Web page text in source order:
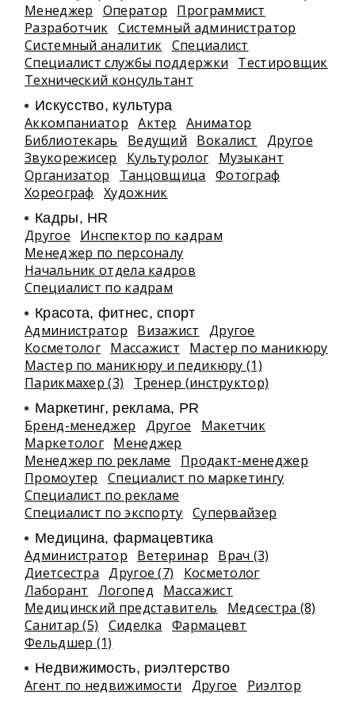
Менеджер
Оператор
Программист
Разработчик Системный администратор
Системный аналитик Специалист
Специалист службы поддержки
Тестировщик
Технический консультант
Искусство, культура
Аккомпаниатор Актер
Аниматор
Библиотекарь
Ведущий Вокалист
Другое
Звукорежисер
Культуролог
Музыкант
Организатор
Танцовщица
Фотограф
Хореограф
Художник
Кадры, HR
Другое
Инспектор по кадрам
Менеджер по персоналу
Начальник отдела кадров
Специалист по кадрам
Красота, фитнес, спорт
Администратор Визажист
Другое
Косметолог Массажист
Мастер по маникюру
Мастер по маникюру и педикюру (1)
Парикмахер (3)
Тренер (инструктор)
Маркетинг, реклама, PR
Бренд-менеджер Другое
Макетчик
Маркетолог Менеджер
Менеджер по рекламе
Продакт-менеджер
Промоутер
Специалист по маркетингу
Специалист по рекламе
Специалист по экспорту Супервайзер
Медицина, фармацевтика
Администратор Ветеринар
Врач (3)
Диетсестра
Другое (7)
Косметолог
Лаборант
Логопед
Массажист
Медицинский представитель
Медсестра (8)
Санитар (5)
Сиделка
Фармацевт
Фельдшер (1)
Недвижимость, риэлтeрство
Агент по недвижимости Другое Риэлтор